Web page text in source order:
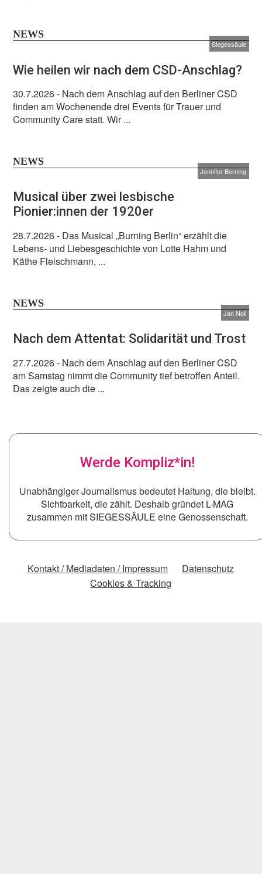
NEWS
Siegessäule
Wie heilen wir nach dem CSD-Anschlag?
30.7.2026- Nach dem Anschlag auf den Berliner CSD
finden am Wochenende drei Events für Trauer und
Community Care statt. Wir ...
NEWS
Jennifer Berning
Musical über zwei lesbische
Pionier:innen der 1920er
28.7.2026- Das Musical „Burning Berlin“ erzählt die
Lebens- und Liebesgeschichte von Lotte Hahm und
Käthe Fleischmann, ...
NEWS
Jan Noll
Nach dem Attentat: Solidarität und Trost
27.7.2026- Nach dem Anschlag auf den Berliner CSD
am Samstag nimmt die Community tief betroffen Anteil.
Das zeigte auch die ...
Werde Kompliz*in!
Unabhängiger Journalismus bedeutet Haltung, die bleibt.
Sichtbarkeit, die zählt. Deshalb gründet L-MAG
zusammen mit SIEGESSÄULE eine Genossenschaft.
Kontakt / Mediadaten / Impressum
Datenschutz
Cookies & Tracking